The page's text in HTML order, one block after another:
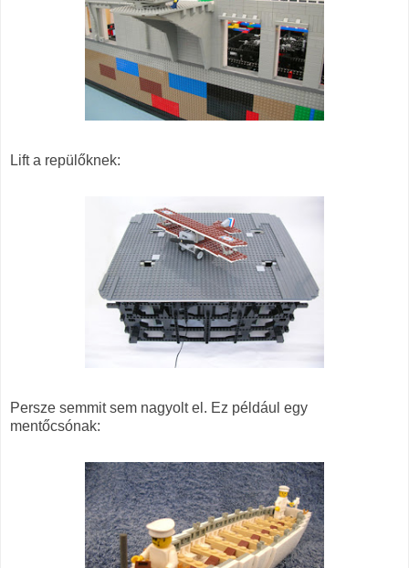
Lift a repülőknek:
Persze semmit sem nagyolt el. Ez például egy
mentőcsónak: